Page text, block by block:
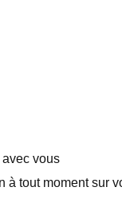
vous
à tout moment sur